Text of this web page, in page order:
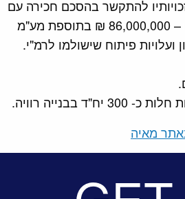
להתקשר בהסכם חכירה עם
רמ"י בפטור ממכרז ו – 86,000,000 ₪ בתוספת מע"מ
ועלויות פיתוח שישולמו לרמ"י.
בבנייה רוויה.
מאיה